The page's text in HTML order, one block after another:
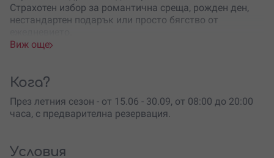
Страхотен избор за романтична среща, рожден ден,
нестандартен подарък или просто бягство от
според настроението и компанията. Инструктор ще те
въведе в
цялото необходимо оборудване– каяк или борд,
гребло и спасителна жилетка.
минутиилицелодневно
Виж още
Кога?
През летния сезон - от 15.06 - 30.09, от 08:00 до 20:00
часа, с предварителна резервация.
Условия